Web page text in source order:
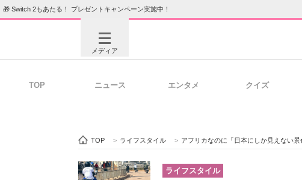
🎁 Switch 2もあたる！ プレゼントキャンペーン実施中！
メディア
ビジネスと働き方のヒント
TOP ニュース エンタメ クイズ
TOP > ライフスタイル > アフリカなのに「日本にしか見えない景色
ライフスタイル